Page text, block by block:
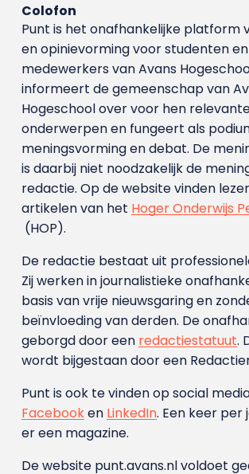
Colofon
Punt is het onafhankelijke platform
en opinievorming voor studenten en
medewerkers van Avans
informeert de gemeenschap van
Hogeschool over voor hen
onderwerpen en fungeert als
meningsvorming en debat. De
is daarbij niet noodzakelijk de
redactie. Op de website vinden
artikelen van het Hoger Onderwijs
(HOP).
De redactie bestaat uit
Zij werken in journalistieke
basis van vrije nieuwsgaring en
beïnvloeding van derden. De
geborgd door een redactiestatuut.
wordt bijgestaan door een
Punt is ook te vinden op social
Facebooken LinkedIn. Een keer per
er een magazine.
De website punt.avans.nl voldoet